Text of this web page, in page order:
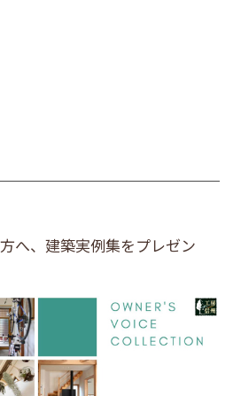
へ、建築実例集をプレゼン